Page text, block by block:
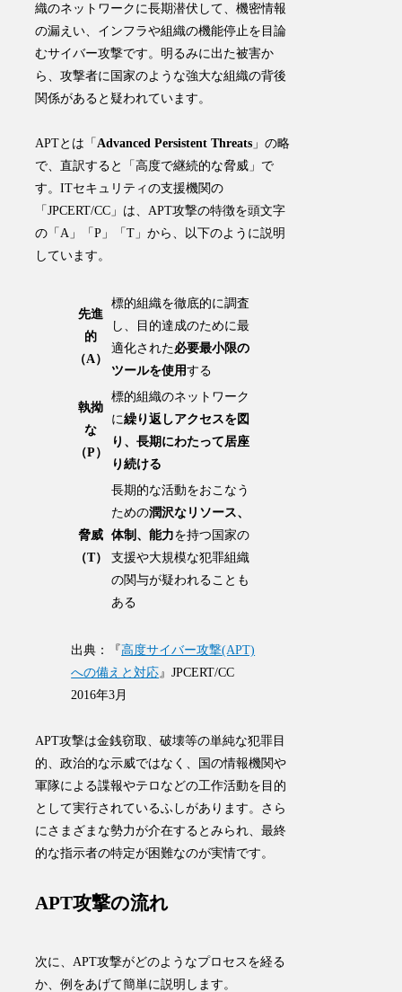
織のネットワークに長期潜伏して、機密情報
の漏えい、インフラや組織の機能停止を目論
むサイバー攻撃です。明るみに出た被害か
ら、攻撃者に国家のような強大な組織の背後
関係があると疑われています。
APTとは「Advanced Persistent Threats 」の略
で、直訳すると「高度で継続的な脅威」で
す。ITセキュリティの支援機関の
「JPCERT/CC」は、APT攻撃の特徴を頭文字
の「A」「P」「T」から、以下のように説明
しています。
先進
的
（A）
標的組織を徹底的に調査
し、目的達成のために最
適化された必要最小限の
ツールを使用する
執拗
な
（P）
標的組織のネットワーク
に繰り返しアクセスを図
り、長期にわたって居座
り続ける
脅威
（T）
長期的な活動をおこなう
ための潤沢なリソース、
体制、能力を持つ国家の
支援や大規模な犯罪組織
の関与が疑われることも
ある
出典：『高度サイバー攻撃(APT)
への備えと対応』JPCERT/CC
2016年3月
APT攻撃は金銭窃取 、破壊等の単純な犯罪目
的 、政治的な示威ではなく、国の情報機関や
軍隊による諜報やテロなどの工作活動を目的
として実行されているふしがあります 。さら
にさまざまな勢力が介在するとみられ、最終
的な指示者の特定が困難なのが実情です。
APT攻撃の流れ
次に、APT攻撃がどのようなプロセスを経る
か、例をあげて簡単に説明します。